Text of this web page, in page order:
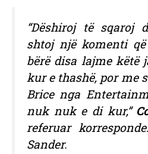
“Dëshiroj të sqaroj
shtoj një komenti
bërë disa lajme këtë
kur e thashë, por me
Brice nga
nuk nuk e di kur,”
referuar
Sander.